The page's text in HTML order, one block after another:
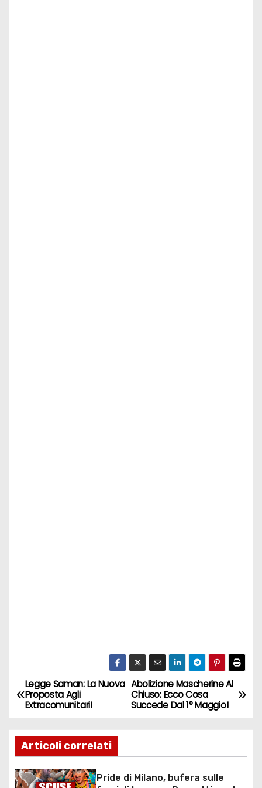
N
a
v
i
Abolizione Mascherine Al
Chiuso: Ecco Cosa
Succede Dal 1° Maggio!
Legge Saman: La Nuova
Proposta Agli
Extracomunitari!
Articoli correlati
Pride di Milano, bufera sulle